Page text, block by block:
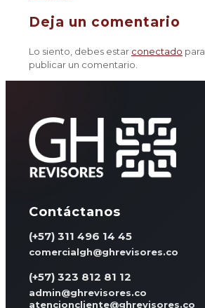
Deja un comentario
Lo siento, debes estar conectado para
publicar un comentario.
Contáctanos
(+57) 311 496 14 45
comercialgh@ghrevisores.co
(+57) 323 812 81 12
admin@ghrevisores.co
atencioncliente@ghrevisores.co